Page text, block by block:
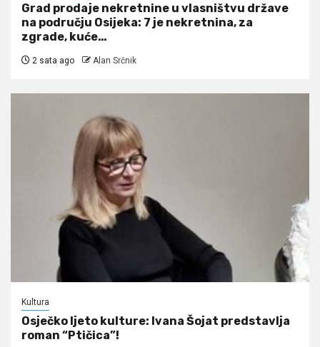
Grad prodaje nekretnine u vlasništvu države
na području Osijeka: 7 je nekretnina, za
zgrade, kuće…
2 sata ago Alan Srčnik
Kultura
Osječko ljeto kulture: Ivana Šojat predstavlja
roman “Ptičica”!